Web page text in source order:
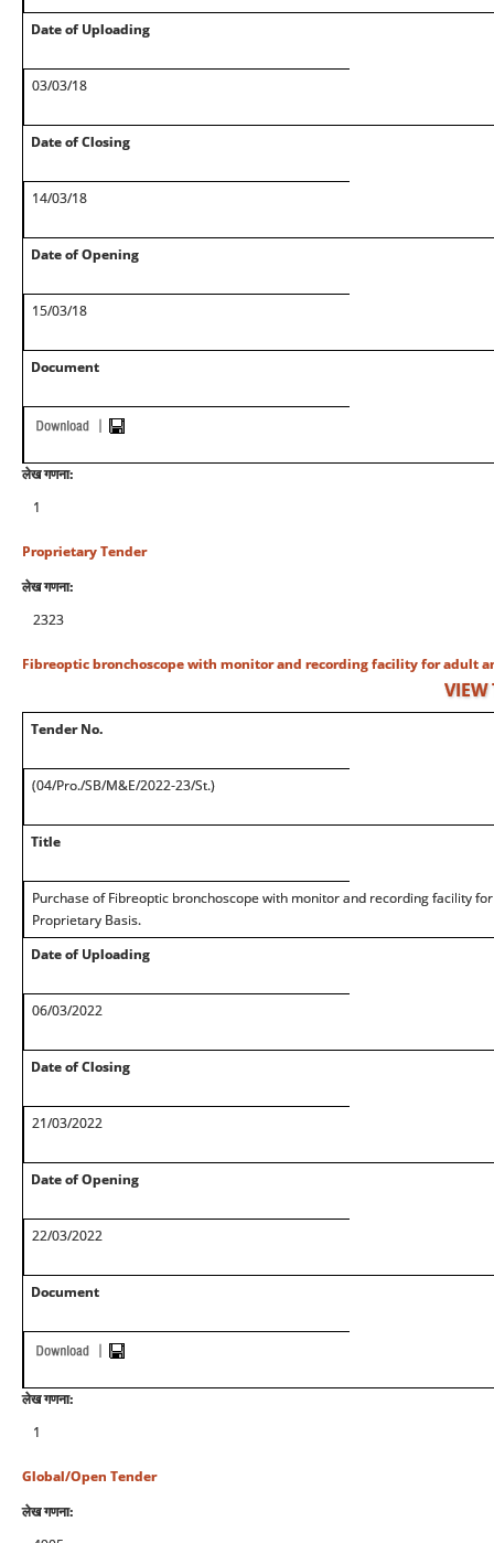
Date of Uploading
03/03/18
Date of Closing
14/03/18
Date of Opening
15/03/18
Document
लेख गणना:
1
Proprietary Tender
लेख गणना:
2323
Fibreoptic bronchoscope with monitor and recording facility for adult
VIEW
Tender No.
(04/Pro./SB/M&E/2022-23/St.)
Title
Purchase of Fibreoptic bronchoscope with monitor and recording facility
Proprietary Basis.
Date of Uploading
06/03/2022
Date of Closing
21/03/2022
Date of Opening
22/03/2022
Document
लेख गणना:
1
Global/Open Tender
लेख गणना: